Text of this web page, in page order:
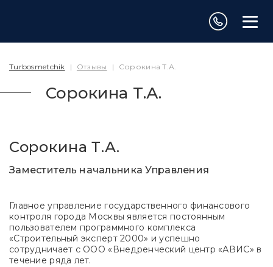
Turbosmetchik | Отзывы | Сорокина Т.А.
Сорокина Т.А.
Сорокина Т.А.
Заместитель начальника Управления
Главное управление государственного финансового
контроля города Москвы является постоянным
пользователем программного комплекса
«Строительный эксперт 2000» и успешно
сотрудничает с ООО «Внедренческий центр «АВИС» в
течение ряда лет.